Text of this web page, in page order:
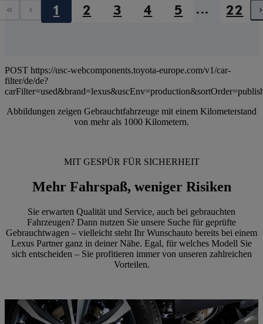
Erste Seite
Vorherige Seite
1 2 3 4 5 ... 22
POST https://usc-webcomponents.toyota-europe.com/v1/car-
filter/de/de?
Abbildungen zeigen Gebrauchtfahrzeuge mit einem Kilometerstand
von mehr als 1000 Kilometern.
MIT GESPÜR FÜR SICHERHEIT
Mehr Fahrspaß, weniger Risiken
Sie erwarten Qualität und Service, auch bei gebrauchten
Fahrzeugen? Dann nutzen Sie unsere Suche für geprüfte
Gebrauchtwagen – vielleicht steht Ihr Wunschauto bereits bei einem
Lexus Partner ganz in deiner Nähe. Egal, für welches Modell Sie
sich entscheiden – Sie profitieren immer von unseren zahlreichen
Vorteilen.